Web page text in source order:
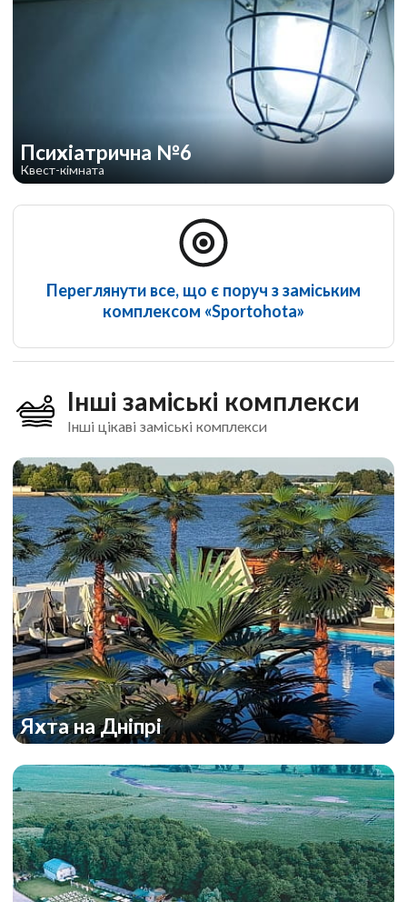
Психіатрична №6
Квест-кімната
Переглянути все, що є поруч з заміським
комплексом «Sportohota»
Інші заміські комплекси
Інші цікаві заміські комплекси
Яхта на Дніпрі